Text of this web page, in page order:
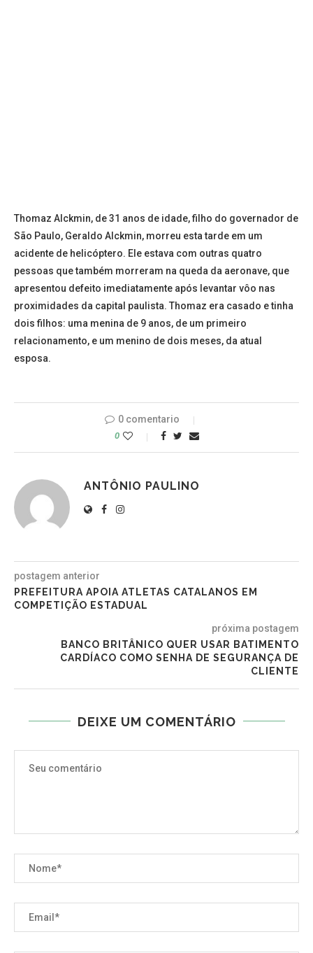
Thomaz Alckmin, de 31 anos de idade, filho do governador de
São Paulo, Geraldo Alckmin, morreu esta tarde em um
acidente de helicóptero. Ele estava com outras quatro
pessoas que também morreram na queda da aeronave, que
apresentou defeito imediatamente após levantar vôo nas
proximidades da capital paulista. Thomaz era casado e tinha
dois filhos: uma menina de 9 anos, de um primeiro
relacionamento, e um menino de dois meses, da atual
esposa.
0 comentario
0
ANTÔNIO PAULINO
postagem anterior
PREFEITURA APOIA ATLETAS CATALANOS EM
COMPETIÇÃO ESTADUAL
próxima postagem
BANCO BRITÂNICO QUER USAR BATIMENTO
CARDÍACO COMO SENHA DE SEGURANÇA DE
CLIENTE
DEIXE UM COMENTÁRIO